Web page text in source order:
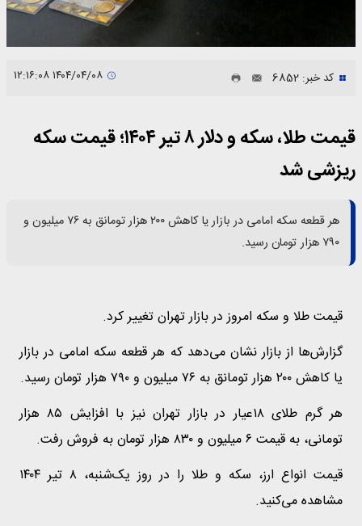
کد خبر: 6852
قیمت طلا، سکه و دلار ۸ تیر ۱۴۰۴؛ قیمت سکه
ریزشی شد
هر قطعه سکه امامی در بازار یا کاهش ۲۰۰ هزار تومانق به ۷۶ میلیون و
۷۹۰ هزار تومان رسید.
قیمت طلا و سکه امروز در بازار تهران تغییر کرد.
گزارش‌ها از بازار نشان می‌دهد که هر قطعه سکه امامی در بازار
یا کاهش ۲۰۰ هزار تومانق به ۷۶ میلیون و ۷۹۰ هزار تومان رسید.
هر گرم طلای ۱۸عیار در بازار تهران نیز با افزایش ۸۵ هزار
تومانی، به قیمت ۶ میلیون و ۸۳۰ هزار تومان به فروش رفت.
قیمت انواع ارز، سکه و طلا را در روز یک‌شنبه، ۸ تیر ۱۴۰۴
مشاهده می‌کنید.